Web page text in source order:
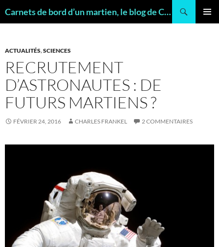
Carnets de bord d’un martien, le blog de Charles FRANKEL, géologue
ACTUALITÉS,SCIENCES
RECRUTEMENT
D’ASTRONAUTES : DE
FUTURS MARTIENS ?
FÉVRIER 24, 2016 CHARLES FRANKEL 2 COMMENTAIRES